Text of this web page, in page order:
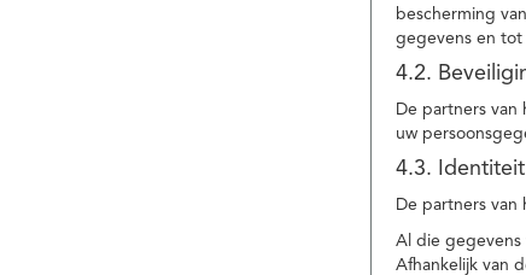
bescherming
gegevens en tot
4.2.
De partners
uw
4.3.
De partners
Al die
Afhankelijk van